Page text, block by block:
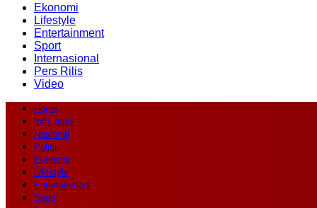
Ekonomi
Lifestyle
Entertainment
Sport
Internasional
Pers Rilis
Video
Home
Info Jatim
Nasional
Politik
Ekonomi
Lifestyle
Entertainment
Sport